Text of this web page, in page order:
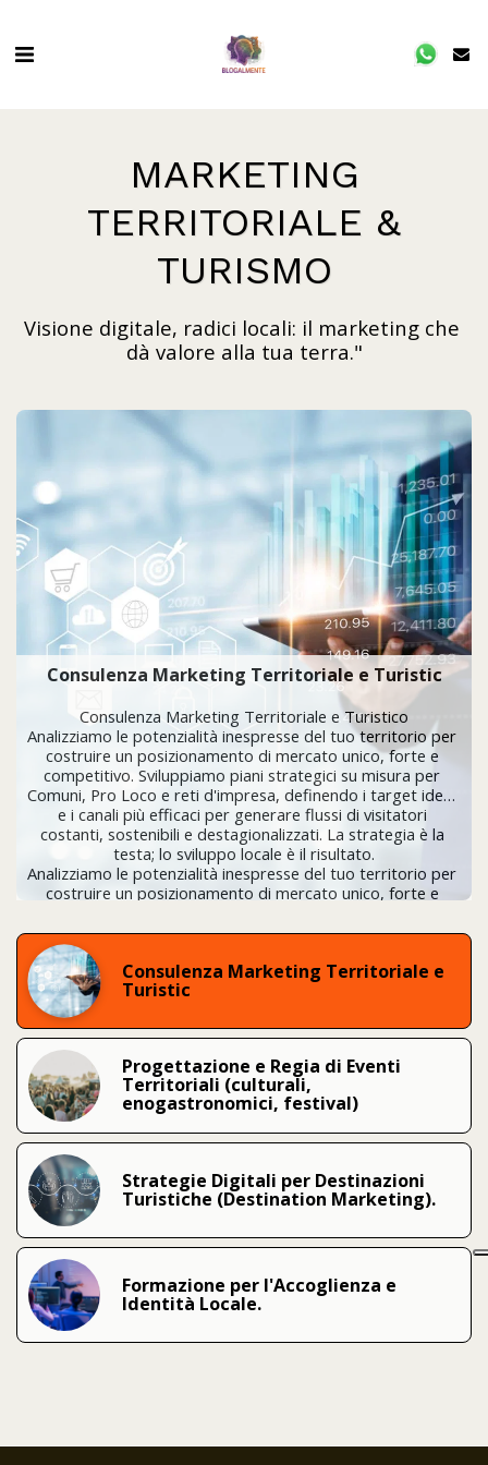
MARKETING
TERRITORIALE &
TURISMO
Visione digitale, radici locali: il marketing che
dà valore alla tua terra."
Consulenza Marketing Territoriale e Turistic
Consulenza Marketing Territoriale e Turistico
Analizziamo le potenzialità inespresse del tuo territorio per
costruire un posizionamento di mercato unico, forte e
competitivo. Sviluppiamo piani strategici su misura per
Comuni, Pro Loco e reti d'impresa, definendo i target ideali
e i canali più efficaci per generare flussi di visitatori
costanti, sostenibili e destagionalizzati. La strategia è la
testa; lo sviluppo locale è il risultato.
Analizziamo le potenzialità inespresse del tuo territorio per
costruire un posizionamento di mercato unico, forte e
Comuni, Pro Loco e reti d'impresa, definendo i target ideali
e i canali più efficaci per generare flussi di visitatori
costanti, sostenibili e destagionalizzati. La strategia è la
testa; lo sviluppo locale è il risultato.
Consulenza Marketing Territoriale e
Turistic
Progettazione e Regia di Eventi
Territoriali (culturali,
enogastronomici, festival)
Strategie Digitali per Destinazioni
Turistiche (Destination Marketing).
Formazione per l'Accoglienza e
Identità Locale.